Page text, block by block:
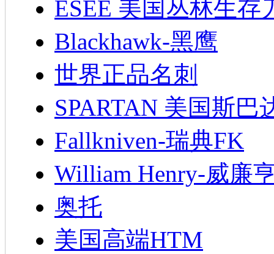
ESEE 美国丛林生存
Blackhawk-黑鹰
世界正品名刺
SPARTAN 美国斯巴
Fallkniven-瑞典FK
William Henry-威廉
奥托
美国高端HTM